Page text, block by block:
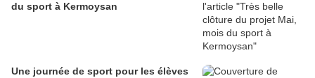
du sport à Kermoysan
Une journée de sport pour les élèves